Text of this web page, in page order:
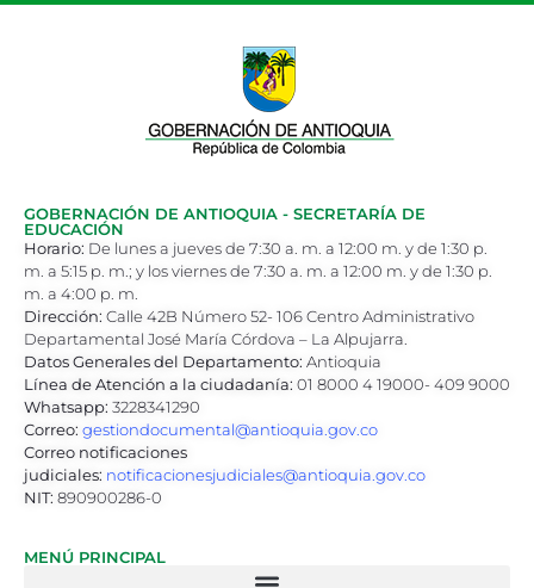
GOBERNACIÓN DE ANTIOQUIA - SECRETARÍA DE
EDUCACIÓN
Horario: De lunes a jueves de 7:30 a. m. a 12:00 m. y de 1:30 p.
m. a 5:15 p. m.; y los viernes de 7:30 a. m. a 12:00 m. y de 1:30 p.
m. a 4:00 p. m.
Dirección: Calle 42B Número 52- 106 Centro Administrativo
Departamental José María Córdova – La Alpujarra.
Datos Generales del Departamento: Antioquia
Línea de Atención a la ciudadanía: 01 8000 4 19000- 409 9000
Whatsapp: 3228341290
Correo: gestiondocumental@antioquia.gov.co
Correo notificaciones
judiciales: notificacionesjudiciales@antioquia.gov.co
NIT: 890900286-0
MENÚ PRINCIPAL